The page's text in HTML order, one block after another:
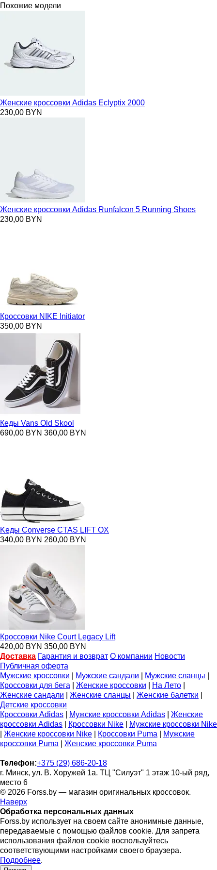
Похожие модели
Женские кроссовки Adidas Eclyptix 2000
230,00 BYN
Женские кроссовки Adidas Runfalcon 5 Running Shoes
230,00 BYN
Кроссовки NIKE Initiator
350,00 BYN
Кеды Vans Old Skool
690,00 BYN 360,00 BYN
Kеды Converse CTAS LIFT OX
340,00 BYN 260,00 BYN
Кроссовки Nike Court Legacy Lift
420,00 BYN 350,00 BYN
Доставка Гарантия и возврат О компании Новости
Публичная оферта
Мужские кроссовки
Мужские сандали Мужские сланцы
Кроссовки для бега
Женские кроссовки На Лето
Женские сандали
Женские сланцы Женские балетки
Детские кроссовки
Кроссовки Adidas
Мужские кроссовки Adidas
Женские
кроссовки Adidas
Кроссовки Nike
Мужские кроссовки Nike
Женские кроссовки Nike Кроссовки Puma
Мужские
кроссовки Puma
Женские кроссовки Puma
Телефон:+375 (29) 686-20-18
г. Минск, ул. В. Хоружей 1а. ТЦ "Силуэт" 1 этаж 10-ый ряд,
место 6
© 2026 Forss.by — магазин оригинальных кроссовок.
Наверх
Обработка персональных данных
Forss.by использует на своем сайте анонимные данные,
передаваемые с помощью файлов cookie. Для запрета
использования файлов cookie воспользуйтесь
соответствующими настройками своего браузера.
Подробнее.